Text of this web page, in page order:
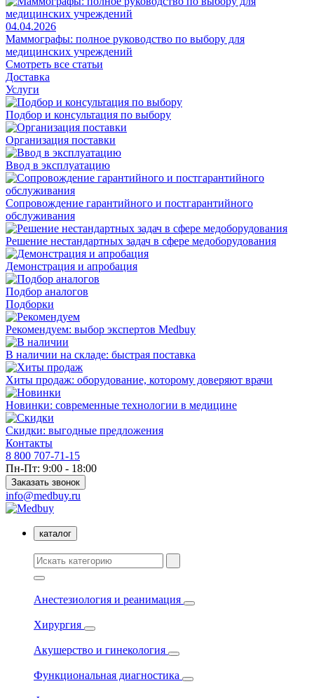
04.04.2026
Маммографы: полное руководство по выбору для
медицинских учреждений
Смотреть все статьи
Доставка
Услуги
Подбор и консультация по выбору
Организация поставки
Ввод в эксплуатацию
Сопровождение гарантийного и постгарантийного
обслуживания
Решение нестандартных задач в сфере медоборудования
Демонстрация и апробация
Подбор аналогов
Подборки
Рекомендуем: выбор экспертов Medbuy
В наличии на складе: быстрая поставка
Хиты продаж: оборудование, которому доверяют врачи
Новинки: современные технологии в медицине
Скидки: выгодные предложения
Контакты
8 800 707-71-15
Пн-Пт: 9:00 - 18:00
Заказать звонок
info@medbuy.ru
каталог
Анестезиология и реанимация
Хирургия
Акушерство и гинекология
Функциональная диагностика